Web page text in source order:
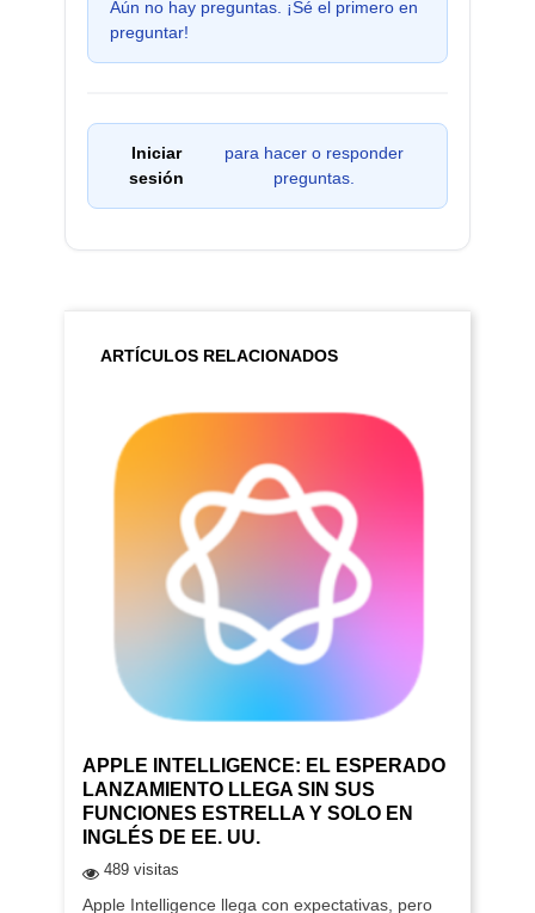
Aún no hay preguntas. ¡Sé el primero en
preguntar!
Iniciar
sesión
para hacer o responder
preguntas.
ARTÍCULOS RELACIONADOS
APPLE INTELLIGENCE: EL ESPERADO
LANZAMIENTO LLEGA SIN SUS
FUNCIONES ESTRELLA Y SOLO EN
INGLÉS DE EE. UU.
489 visitas
Apple Intelligence llega con expectativas, pero